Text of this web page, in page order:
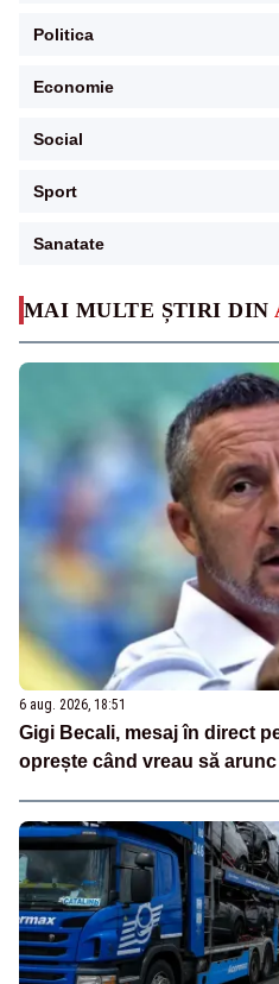
MAI MULTE ȘTIRI DIN
6 aug. 2026, 18:51
Gigi Becali, mesaj în direct
oprește când vreau să
Politica
Economie
Social
Sport
Sanatate